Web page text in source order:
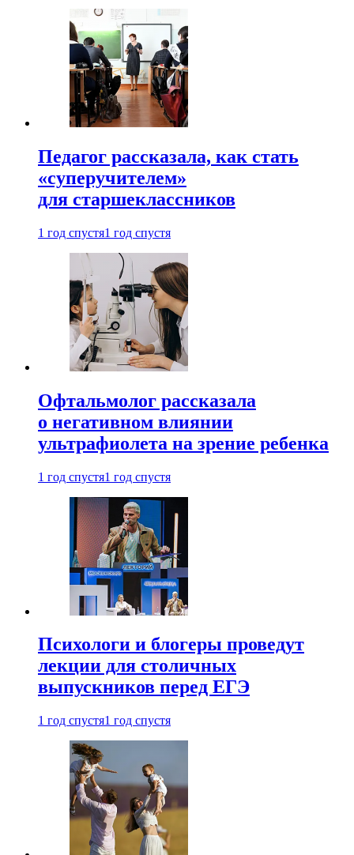
Педагог рассказала, как стать
«суперучителем»
для старшеклассников
1 год спустя1 год спустя
Офтальмолог рассказала
о негативном влиянии
ультрафиолета на зрение ребенка
1 год спустя1 год спустя
Психологи и блогеры проведут
лекции для столичных
выпускников перед ЕГЭ
1 год спустя1 год спустя